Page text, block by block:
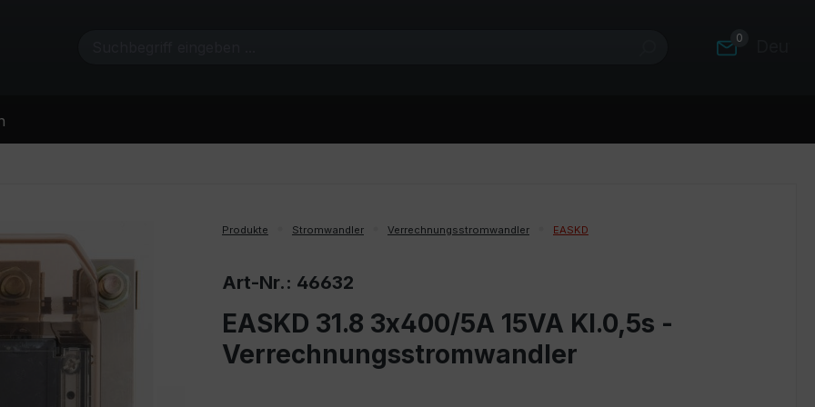
0
Produkte Stromwandler Verrechnungsstromwandler EASKD
Art-Nr.: 46632
EASKD 31.8 3x400/5A 15VA Kl.0,5s -
Verrechnungsstromwandler